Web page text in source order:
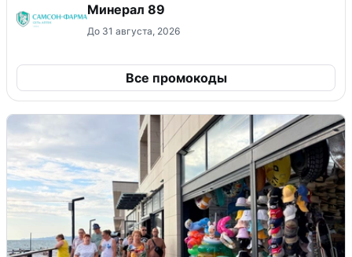
Минерал 89
До 31 августа, 2026
Все промокоды